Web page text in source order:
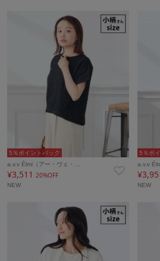
5％ポイントバック
a.v.v Élmi（アー・ヴェ・…
¥3,511 20%OFF
NEW
5％ポ
a.v.v
NEW